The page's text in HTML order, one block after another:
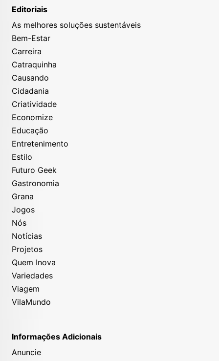
Editoriais
As melhores soluções sustentáveis
Bem-Estar
Carreira
Catraquinha
Causando
Cidadania
Criatividade
Economize
Educação
Entretenimento
Estilo
Futuro Geek
Gastronomia
Grana
Jogos
Nós
Notícias
Projetos
Quem Inova
Variedades
Viagem
VilaMundo
Informações Adicionais
Anuncie